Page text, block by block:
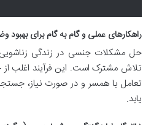
راهکارهای عملی و گام به گام برای
حل مشکلات جنسی در زندگی
تلاش مشترک است. این فرآیند اغلب
تعامل با همسر و در صورت نیاز،
یابد.